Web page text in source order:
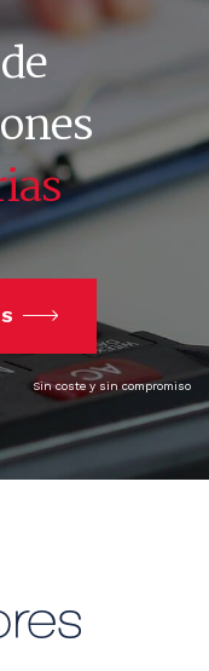
Sin coste y sin compromiso